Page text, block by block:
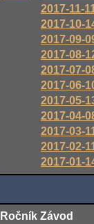
2017-11-
2017-10-
2017-09-
2017-08-
2017-07-
2017-06-
2017-05-
2017-04-
2017-03-
2017-02-
2017-01-
Ročník Závod